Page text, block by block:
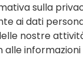
sulla
ai dati
nostre
alle